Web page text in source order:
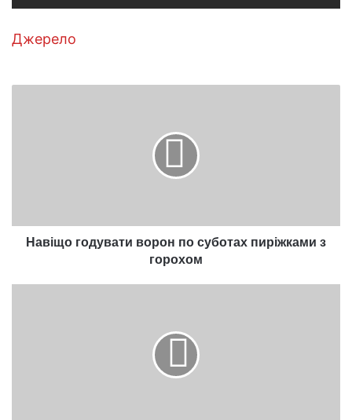
Джерело
Навіщо годувати ворон по суботах пиріжками з
горохом